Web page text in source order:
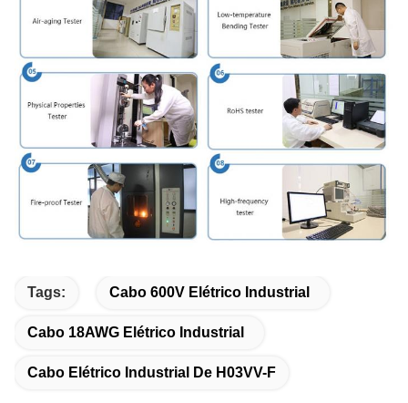
Tags: Cabo 600V Elétrico Industrial
Cabo 18AWG Elétrico Industrial
Cabo Elétrico Industrial De H03VV-F